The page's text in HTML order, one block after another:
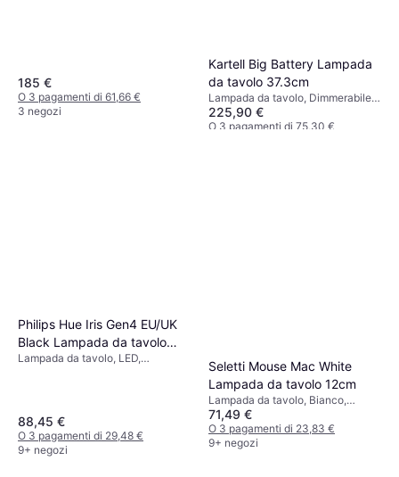
185 €
O 3 pagamenti di 61,66 €
3 negozi
Kartell Big Battery Lampada
da tavolo 37.3cm
Lampada da tavolo, Dimmerabile,
LED, Interruttore incorporato,
Alimentato a batteria, Giallo,
225,90 €
O 3 pagamenti di 75,30 €
Philips Hue Iris Gen4 EU/UK
Black Lampada da tavolo
19.4cm
Lampada da tavolo, LED,
88,45 €
O 3 pagamenti di 29,48 €
9+ negozi
Seletti Mouse Mac White
Lampada da tavolo 12cm
Lampada da tavolo, Bianco,
Plastica, Attacco Lampada: E14
71,49 €
O 3 pagamenti di 23,83 €
9+ negozi